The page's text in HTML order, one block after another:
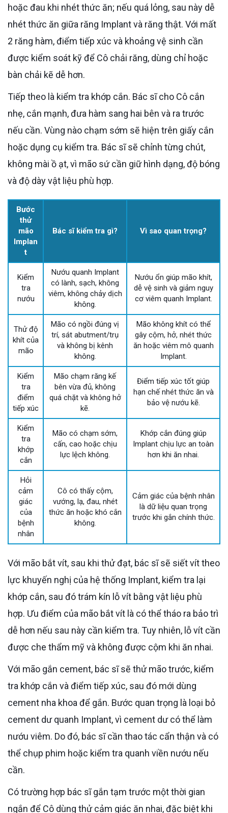
hoặc đau khi nhét thức ăn; nếu quá lỏng, sau này dễ
nhét thức ăn giữa răng Implant và răng thật. Với mất
2 răng hàm, điểm tiếp xúc và khoảng vệ sinh cần
được kiểm soát kỹ để Cô chải răng, dùng chỉ hoặc
bàn chải kẽ dễ hơn.
Tiếp theo là kiểm tra khớp cắn. Bác sĩ cho Cô cắn
nhẹ, cắn mạnh, đưa hàm sang hai bên và ra trước
nếu cần. Vùng nào chạm sớm sẽ hiện trên giấy cắn
hoặc dụng cụ kiểm tra. Bác sĩ sẽ chỉnh từng chút,
không mài ồ ạt, vì mão sứ cần giữ hình dạng, độ bóng
và độ dày vật liệu phù hợp.
Bước
thử
mão
Implan
t
Bác sĩ kiểm tra gì? Vì sao quan trọng?
Kiểm
tra
nướu
Nướu quanh Implant
có lành, sạch, không
viêm, không chảy dịch
không.
Nướu ổn giúp mão khít,
dễ vệ sinh và giảm nguy
cơ viêm quanh Implant.
Thử độ
khít của
mão
Mão có ngồi đúng vị
trí, sát abutment/trụ
và không bị kênh
không.
Mão không khít có thể
gây cộm, hở, nhét thức
ăn hoặc viêm mô quanh
Implant.
Kiểm
tra
điểm
tiếp xúc
Mão chạm răng kế
bên vừa đủ, không
quá chặt và không hở
kẽ.
Điểm tiếp xúc tốt giúp
hạn chế nhét thức ăn và
bảo vệ nướu kẽ.
Kiểm
tra
khớp
cắn
Mão có chạm sớm,
cấn, cao hoặc chịu
lực lệch không.
Khớp cắn đúng giúp
Implant chịu lực an toàn
hơn khi ăn nhai.
Hỏi
cảm
giác
của
bệnh
nhân
Cô có thấy cộm,
vướng, lạ, đau, nhét
thức ăn hoặc khó cắn
không.
Cảm giác của bệnh nhân
là dữ liệu quan trọng
trước khi gắn chính thức.
Với mão bắt vít, sau khi thử đạt, bác sĩ sẽ siết vít theo
lực khuyến nghị của hệ thống Implant, kiểm tra lại
khớp cắn, sau đó trám kín lỗ vít bằng vật liệu phù
hợp. Ưu điểm của mão bắt vít là có thể tháo ra bảo trì
dễ hơn nếu sau này cần kiểm tra. Tuy nhiên, lỗ vít cần
được che thẩm mỹ và không được cộm khi ăn nhai.
Với mão gắn cement, bác sĩ sẽ thử mão trước, kiểm
tra khớp cắn và điểm tiếp xúc, sau đó mới dùng
cement nha khoa để gắn. Bước quan trọng là loại bỏ
cement dư quanh Implant, vì cement dư có thể làm
nướu viêm. Do đó, bác sĩ cần thao tác cẩn thận và có
thể chụp phim hoặc kiểm tra quanh viền nướu nếu
cần.
Có trường hợp bác sĩ gắn tạm trước một thời gian
ngắn để Cô dùng thử cảm giác ăn nhai, đặc biệt khi